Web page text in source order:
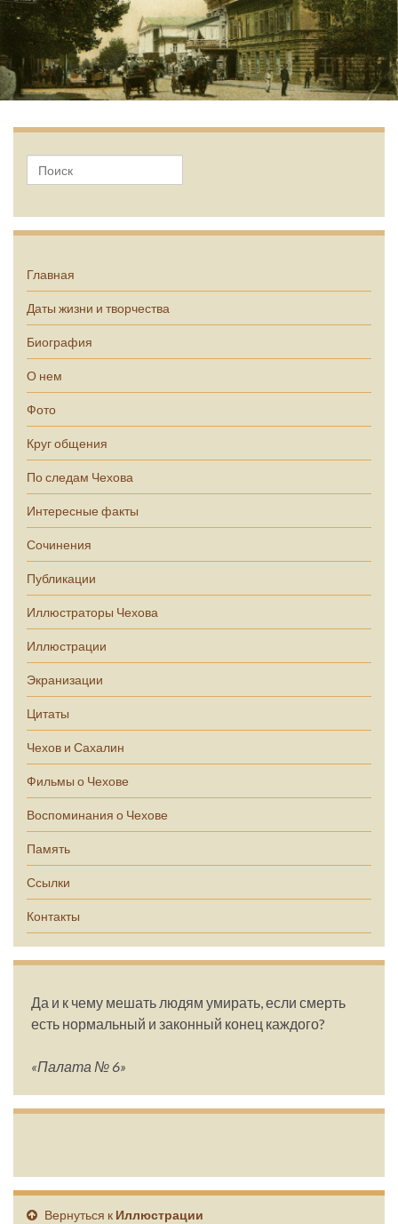
Главная
Даты жизни и творчества
Биография
О нем
Фото
Круг общения
По следам Чехова
Интересные факты
Сочинения
Публикации
Иллюстраторы Чехова
Иллюстрации
Экранизации
Цитаты
Чехов и Сахалин
Фильмы о Чехове
Воспоминания о Чехове
Память
Ссылки
Контакты
Да и к чему мешать людям умирать, если смерть
есть нормальный и законный конец каждого?
«Палата № 6»
Вернуться к Иллюстрации